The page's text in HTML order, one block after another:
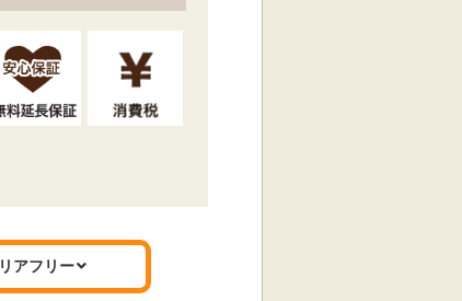
ーヘッド
アフリー